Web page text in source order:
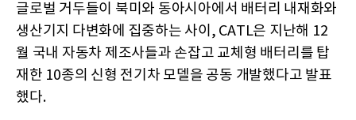
글로벌 거두들이 북미와 동아시아에서 배터리 내재화와
생산기지 다변화에 집중하는 사이, CATL은 지난해 12
월 국내 자동차 제조사들과 손잡고 교체형 배터리를 탑
재한 10종의 신형 전기차 모델을 공동 개발했다고 발표
했다.